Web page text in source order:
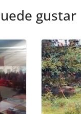
gustar